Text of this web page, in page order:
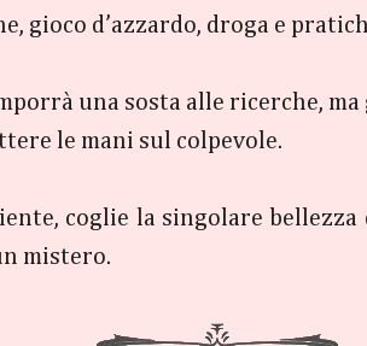
gioco d’azzardo, droga e
una sosta alle ricerche,
le mani sul colpevole.
coglie la singolare
mistero.